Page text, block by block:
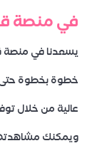
في منصة
يسعدنا في
خطوة بخطوة حتى
عالية من خلال
ويمكنك